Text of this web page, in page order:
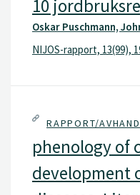
10
Oskar Puschmann,
NIJOS-rapport, 13(99),
RAPPORT/
phenology of
development